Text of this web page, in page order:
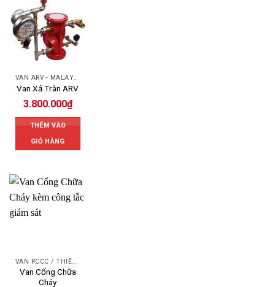
Van Xả Tràn ARV
3.800.000₫
THÊM VÀO
GIỎ HÀNG
Van Cổng Chữa
Cháy